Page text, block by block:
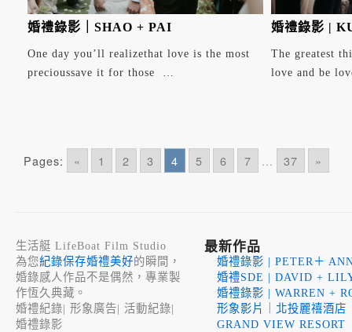
婚禮錄影｜SHAO + PAI
One day you’ll realizethat love is the most
precioussave it for those …
婚禮錄影 |
The greatest
love and be
Pages: « 1 2 3 4 5 6 7 ... 37 »
生活艇 LifeBoat Film Studio
為您紀錄保存婚禮美好的瞬間，
婚錄感人作品不是偶然，專業製
作恆久典藏。
婚禮紀錄| 形象廣告| 活動紀錄|
婚禮錄影
最新作品
婚禮錄影 | PETER＋
婚禮SDE | DAVID +
婚禮錄影 | WARREN +
形象影片｜北投麗禧酒店
GRAND VIEW RESORT